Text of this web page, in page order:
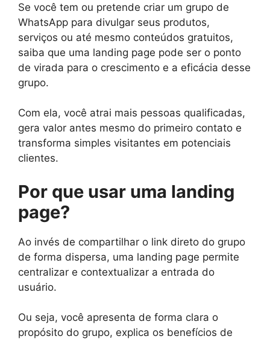
Se você tem ou pretende criar um grupo de
WhatsApp para divulgar seus produtos,
serviços ou até mesmo conteúdos gratuitos,
saiba que uma landing page pode ser o ponto
de virada para o crescimento e a eficácia desse
grupo.
Com ela, você atrai mais pessoas qualificadas,
gera valor antes mesmo do primeiro contato e
transforma simples visitantes em potenciais
clientes.
Por que usar uma landing
page?
Ao invés de compartilhar o link direto do grupo
de forma dispersa, uma landing page permite
centralizar e contextualizar a entrada do
usuário.
Ou seja, você apresenta de forma clara o
propósito do grupo, explica os benefícios de